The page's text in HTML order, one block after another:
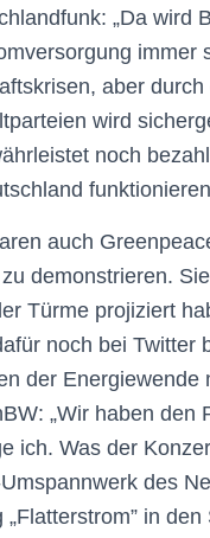
„Da wird
immer
aber
wird
noch
auch
demonstrieren.
Türme projiziert
noch bei Twitter
der Energiewende
„Wir haben den
ich. Was der
des
in